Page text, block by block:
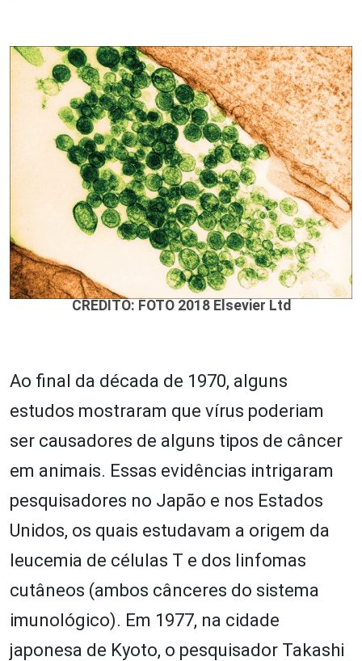
CREDITO: FOTO 2018 Elsevier Ltd
Ao final da década de 1970, alguns
estudos mostraram que vírus poderiam
ser causadores de alguns tipos de câncer
em animais. Essas evidências intrigaram
pesquisadores no Japão e nos Estados
Unidos, os quais estudavam a origem da
leucemia de células T e dos linfomas
cutâneos (ambos cânceres do sistema
imunológico). Em 1977, na cidade
japonesa de Kyoto, o pesquisador Takashi